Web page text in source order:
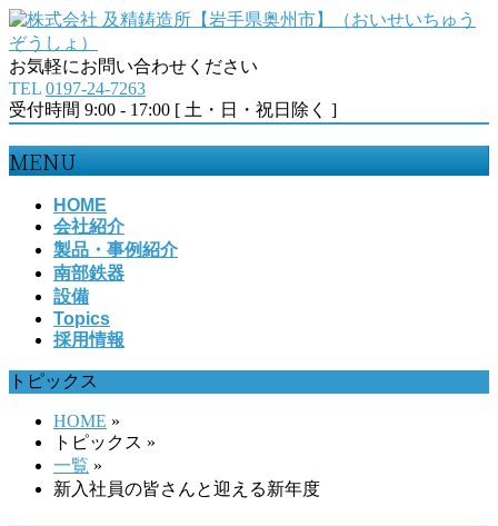
お気軽にお問い合わせください
TEL 0197-24-7263
受付時間 9:00 - 17:00 [ 土・日・祝日除く ]
MENU
す
HOME
会社紹介
製品・事例紹介
南部鉄器
設備
Topics
採用情報
トピックス
HOME »
トピックス »
一覧 »
新入社員の皆さんと迎える新年度